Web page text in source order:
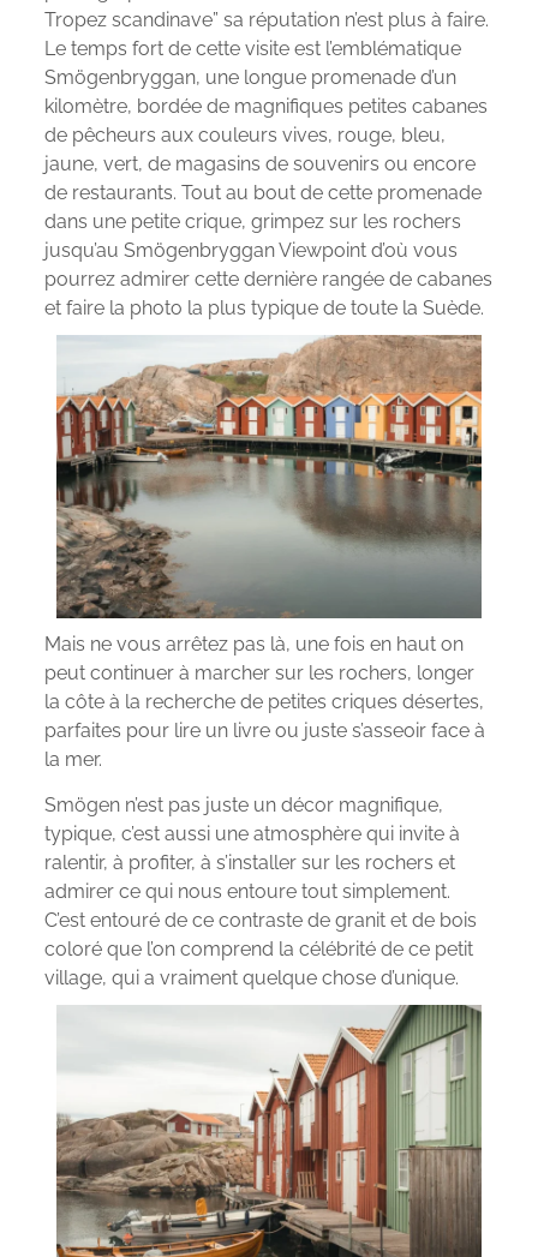
Tropez scandinave” sa réputation n’est plus à faire.
Le temps fort de cette visite est l’emblématique
Smögenbryggan, une longue promenade d’un
kilomètre, bordée de magnifiques petites cabanes
de pêcheurs aux couleurs vives, rouge, bleu,
jaune, vert, de magasins de souvenirs ou encore
de restaurants. Tout au bout de cette promenade
dans une petite crique, grimpez sur les rochers
jusqu’au Smögenbryggan Viewpoint d’où vous
pourrez admirer cette dernière rangée de cabanes
et faire la photo la plus typique de toute la Suède.
Mais ne vous arrêtez pas là, une fois en haut on
peut continuer à marcher sur les rochers, longer
la côte à la recherche de petites criques désertes,
parfaites pour lire un livre ou juste s’asseoir face à
la mer.
Smögen n’est pas juste un décor magnifique,
typique, c’est aussi une atmosphère qui invite à
ralentir, à profiter, à s’installer sur les rochers et
admirer ce qui nous entoure tout simplement.
C’est entouré de ce contraste de granit et de bois
coloré que l’on comprend la célébrité de ce petit
village, qui a vraiment quelque chose d’unique.